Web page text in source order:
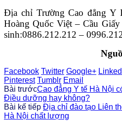
Địa chỉ Trường Cao đẳng Y
Hoàng Quốc Việt – Cầu
sinh:0886.212.212 –
Facebook Twitter Google+
Pinterest Tumblr Email
Bài trướcCao đẳng Y tế Hà Nội
Điều dưỡng hay không?
Bài kế tiếp Địa chỉ đào tạo Liên
Hà Nội chất lượng